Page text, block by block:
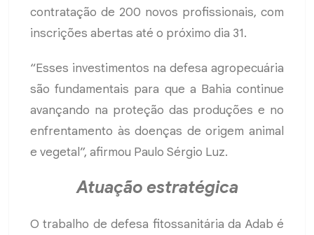
contratação de 200 novos profissionais, com
inscrições abertas até o próximo dia 31.
“Esses investimentos na defesa agropecuária
são fundamentais para que a Bahia continue
avançando na proteção das produções e no
enfrentamento às doenças de origem animal
e vegetal”, afirmou Paulo Sérgio Luz.
Atuação estratégica
O trabalho de defesa fitossanitária da Adab é